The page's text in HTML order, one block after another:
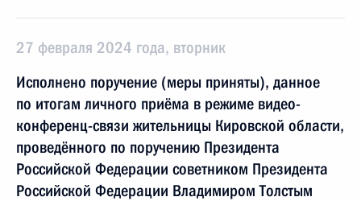
27 февраля 2024 года, вторник
Исполнено поручение (меры приняты), данное
по итогам личного приёма в режиме видео-
конференц-связи жительницы Кировской области,
проведённого по поручению Президента
Российской Федерации советником Президента
Российской Федерации Владимиром Толстым